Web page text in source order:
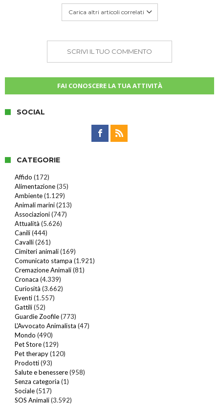
Carica altri articoli correlati
SCRIVI IL TUO COMMENTO
FAI CONOSCERE LA TUA ATTIVITÀ
SOCIAL
CATEGORIE
Affido (172)
Alimentazione(35)
Ambiente(1.129)
Animali marini(213)
Associazioni(747)
Attualità (5.626)
Canili(444)
Cavalli(261)
Cimiteri animali(169)
Comunicato stampa (1.921)
Cremazione Animali(81)
Cronaca (4.339)
Curiosità (3.662)
Eventi(1.557)
Gattili(52)
Guardie Zoofile(773)
L'Avvocato Animalista (47)
Mondo (490)
Pet Store(129)
Pet therapy(120)
Prodotti(93)
Salute e benessere(958)
Senza categoria (1)
Sociale(517)
SOS Animali(3.592)